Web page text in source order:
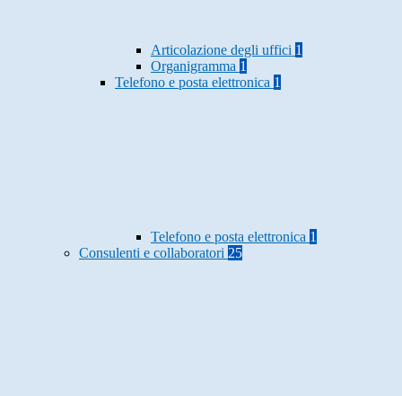
Articolazione degli uffici 1
Organigramma 1
Telefono e posta elettronica 1
Telefono e posta elettronica 1
Consulenti e collaboratori 25